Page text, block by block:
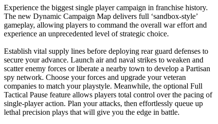
Experience the biggest single player campaign in franchise history.
The new Dynamic Campaign Map delivers full ‘sandbox-style’
gameplay, allowing players to command the overall war effort and
experience an unprecedented level of strategic choice. ​
Establish vital supply lines before deploying rear guard defenses to
secure your advance. Launch air and naval strikes to weaken and
scatter enemy forces or liberate a nearby town to develop a Partisan
spy network. Choose your forces and upgrade your veteran
companies to match your playstyle. Meanwhile, the optional Full
Tactical Pause feature allows players total control over the pacing of
single-player action. Plan your attacks, then effortlessly queue up
lethal precision plays that will give you the edge in battle.